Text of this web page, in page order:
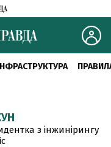
з інжинірингу